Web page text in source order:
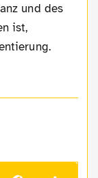
und des
ist,